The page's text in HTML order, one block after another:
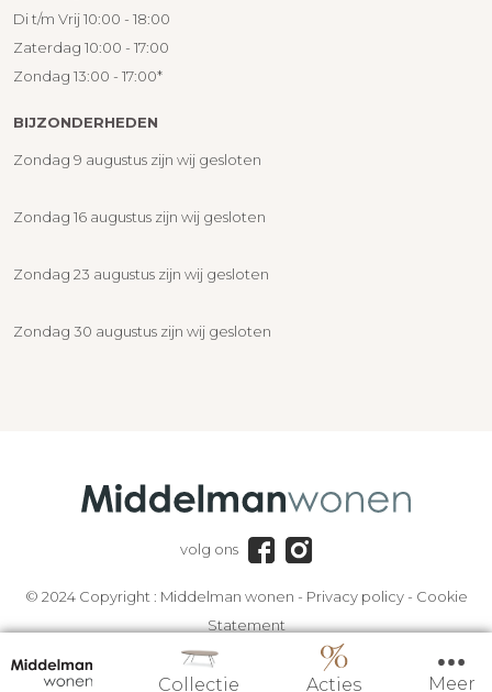
Collectie Acties Meer
Di t/m Vrij 10:00 - 18:00
Zaterdag 10:00 - 17:00
Zondag 13:00 - 17:00*
BIJZONDERHEDEN
Zondag 9 augustus zijn wij gesloten
Zondag 16 augustus zijn wij gesloten
Zondag 23 augustus zijn wij gesloten
Zondag 30 augustus zijn wij gesloten
volg ons
© 2024 Copyright : Middelman wonen - Privacy policy- Cookie
Statement